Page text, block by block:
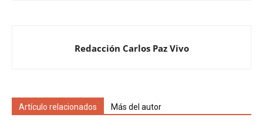
Redacción Carlos Paz Vivo
Artículo relacionados Más del autor